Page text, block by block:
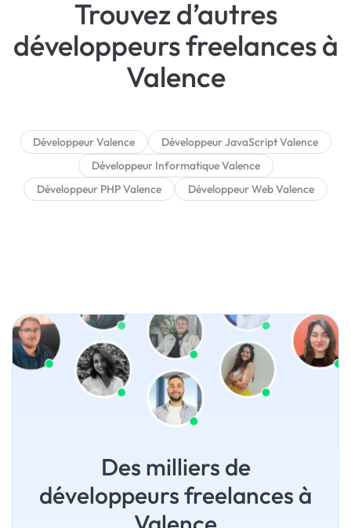
Trouvez d’autres
développeurs freelances à
Valence
Développeur Valence
Développeur JavaScript Valence
Développeur Informatique Valence
Développeur PHP Valence
Développeur Web Valence
Des milliers de
développeurs freelances à